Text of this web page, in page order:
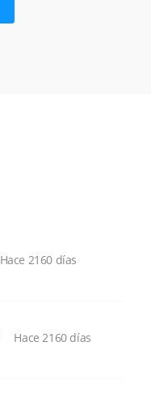
Hace 2160 días
Hace 2160 días